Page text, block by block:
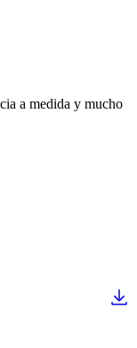
a medida y mucho